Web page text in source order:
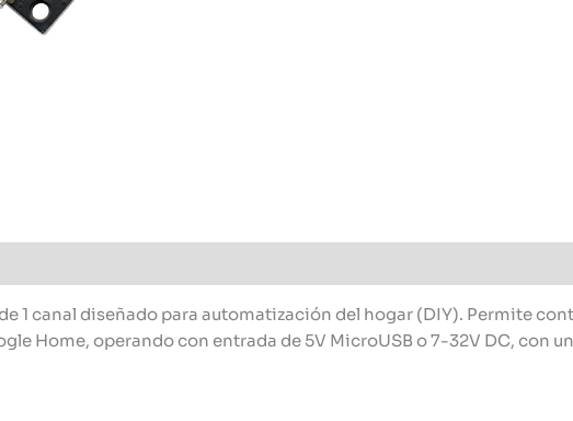
1 canal diseñado para automatización del hogar (DIY). Permite
Home, operando con entrada de 5V MicroUSB o 7-32V DC, con